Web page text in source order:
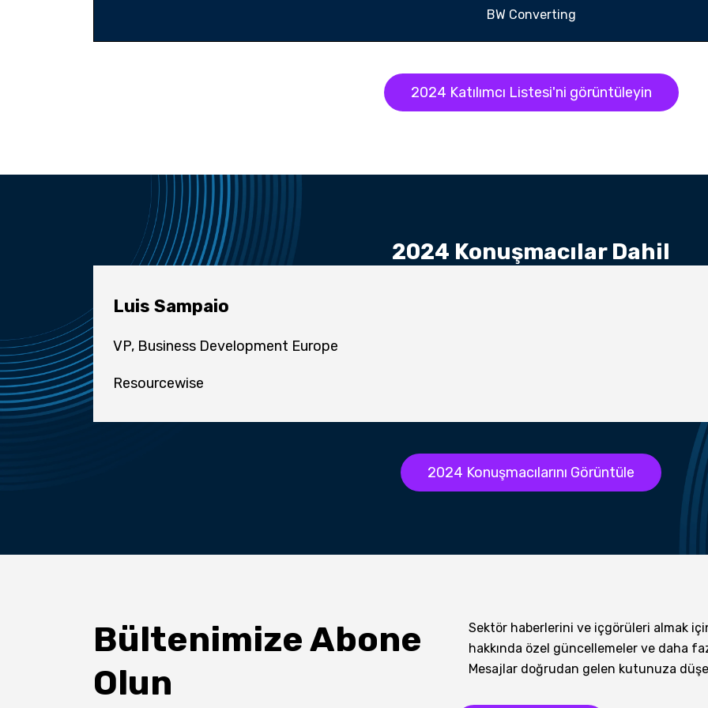
BW Converting
2024 Katılımcı Listesi'ni görüntüleyin
2024 Konuşmacılar Dahil
Luis Sampaio
VP, Business Development Europe
Resourcewise
2024 Konuşmacılarını Görüntüle
Bültenimize Abone
Olun
Sektör haberlerini ve içgörüleri almak
hakkında özel güncellemeler ve daha
Mesajlar doğrudan gelen kutunuza